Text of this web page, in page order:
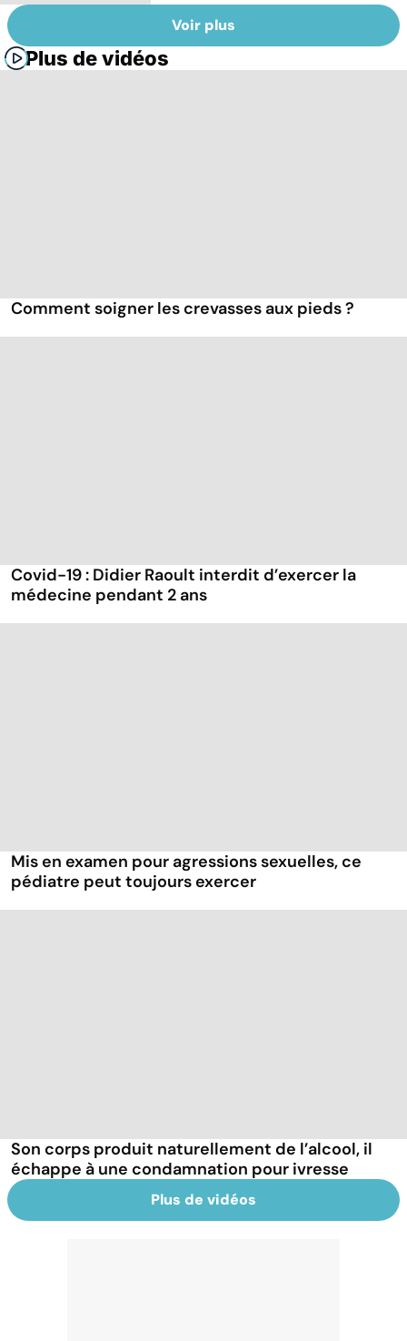
Voir plus
Plus de vidéos
Comment soigner les crevasses aux pieds ?
Covid-19 : Didier Raoult interdit d’exercer la
médecine pendant 2 ans
Mis en examen pour agressions sexuelles, ce
pédiatre peut toujours exercer
Son corps produit naturellement de l’alcool, il
échappe à une condamnation pour ivresse
Plus de vidéos